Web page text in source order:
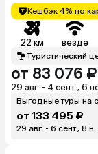
Hotel)
Кешбэк 4% по
22 км везде
Туристический
от 83 076 ₽
29 авг. - 4 сент., 6
Выгодные туры на
от 133 495 ₽
29 авг. - 6 сент., 8 н.